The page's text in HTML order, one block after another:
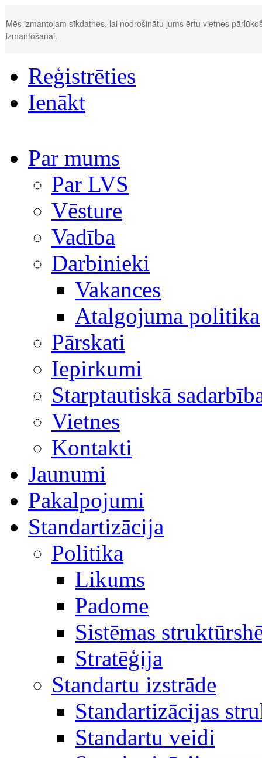
Mēs izmantojam sīkdatnes, lai nodrošinātu jums ērtu vietnes
izmantošanai.
Reģistrēties
Ienākt
Par mums
Par LVS
Vēsture
Vadība
Darbinieki
Vakances
Atalgojuma politika
Pārskati
Iepirkumi
Starptautiskā
Vietnes
Kontakti
Jaunumi
Pakalpojumi
Standartizācija
Politika
Likums
Padome
Sistēmas
Stratēģija
Standartu izstrāde
Standartizācijas
Standartu veidi